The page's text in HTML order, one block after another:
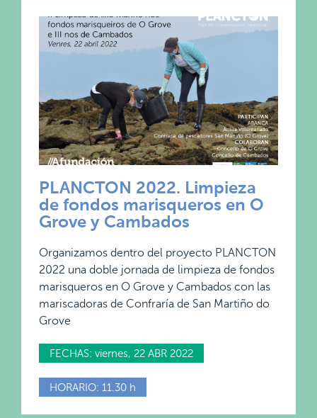
PLANCTON 2022. Limpieza
de fondos marisqueros en O
Grove y Cambados
Organizamos dentro del proyecto PLANCTON
2022 una doble jornada de limpieza de fondos
marisqueros en O Grove y Cambados con las
mariscadoras de Confraría de San Martiño do
Grove
FECHAS: viernes, 22 ABR 2022
HORARIO: 11.30 h